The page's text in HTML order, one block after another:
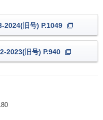
2024(旧号) P.1049
2023(旧号) P.940